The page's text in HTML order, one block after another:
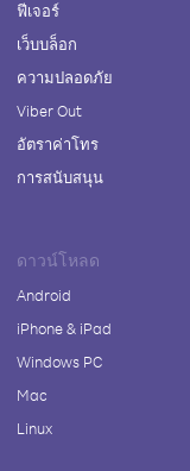
ฟีเจอร์
เว็บบล็อก
ความปลอดภัย
Viber Out
อัตราค่าโทร
การสนับสนุน
ดาวน์โหลด
Android
iPhone & iPad
Windows PC
Mac
Linux